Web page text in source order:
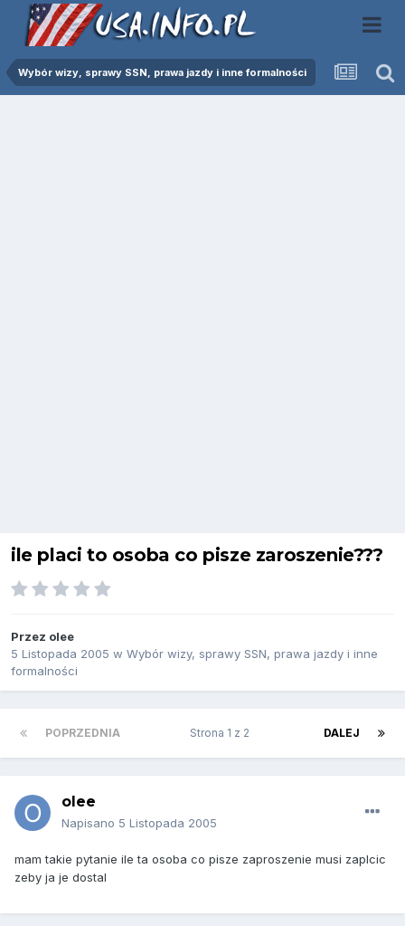
Wybór wizy, sprawy SSN, prawa jazdy i inne formalności
ile placi to osoba co pisze zaroszenie???
Przez olee
5 Listopada 2005 w Wybór wizy, sprawy SSN, prawa jazdy i inne
formalności
POPRZEDNIA DALEJ
Strona 1 z 2
olee
Napisano 5 Listopada 2005
mam takie pytanie ile ta osoba co pisze zaproszenie musi zaplcic
zeby ja je dostal